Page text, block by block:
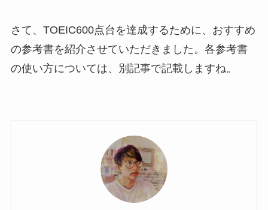
さて、TOEIC600点台を達成するために、おすすめ
の参考書を紹介させていただきました。各参考書
の使い方については、別記事で記載しますね。